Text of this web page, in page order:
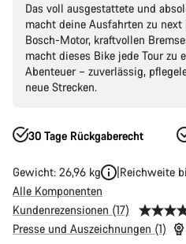
Das voll ausgestattete und
macht deine Ausfahrten zu
Bosch-Motor, kraftvollen
macht dieses Bike jede Tour zu
Abenteuer – zuverlässig,
neue Strecken.
30 Tage Rückgaberecht
Gewicht: 26,96 kg
Reichweite
Alle Komponenten
Kundenrezensionen (17)
Presse und Auszeichnungen (1)